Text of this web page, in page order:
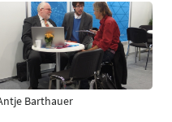
Barthauer